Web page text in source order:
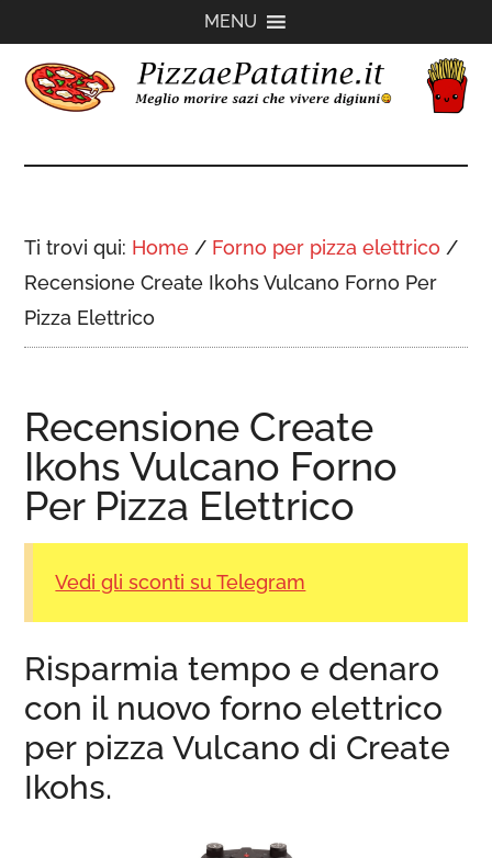
contenuto
barra
piè
MENU
PizzaePatatine.it
Ti trovi qui: Home / Forno per pizza elettrico /
Recensione Create Ikohs Vulcano Forno Per
Pizza Elettrico
Recensione Create
Ikohs Vulcano Forno
Per Pizza Elettrico
Vedi gli sconti su Telegram
Risparmia tempo e denaro
con il nuovo forno elettrico
per pizza Vulcano di Create
Ikohs.